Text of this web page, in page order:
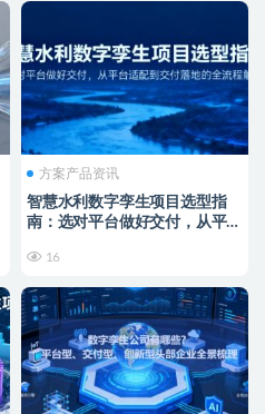
方案产品资讯
智慧水利数字孪生项目选型指
南：选对平台做好交付，从平台
案 16